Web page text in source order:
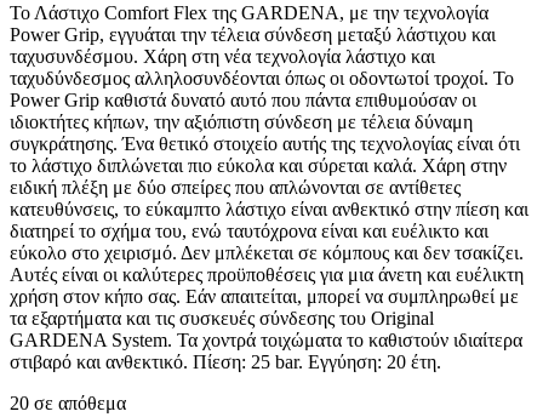
Το Λάστιχο Comfort Flex της GARDENA, με την τεχνολογία
Power Grip, εγγυάται την τέλεια σύνδεση μεταξύ λάστιχου και
ταχυσυνδέσμου. Χάρη στη νέα τεχνολογία λάστιχο και
ταχυδύνδεσμος αλληλοσυνδέονται όπως οι οδοντωτοί τροχοί. Το
Power Grip καθιστά δυνατό αυτό που πάντα επιθυμούσαν οι
ιδιοκτήτες κήπων, την αξιόπιστη σύνδεση με τέλεια δύναμη
συγκράτησης. Ένα θετικό στοιχείο αυτής της τεχνολογίας είναι ότι
το λάστιχο διπλώνεται πιο εύκολα και σύρεται καλά. Χάρη στην
ειδική πλέξη με δύο σπείρες που απλώνονται σε αντίθετες
κατευθύνσεις, το εύκαμπτο λάστιχο είναι ανθεκτικό στην πίεση και
διατηρεί το σχήμα του, ενώ ταυτόχρονα είναι και ευέλικτο και
εύκολο στο χειρισμό. Δεν μπλέκεται σε κόμπους και δεν τσακίζει.
Αυτές είναι οι καλύτερες προϋποθέσεις για μια άνετη και ευέλικτη
χρήση στον κήπο σας. Εάν απαιτείται, μπορεί να συμπληρωθεί με
τα εξαρτήματα και τις συσκευές σύνδεσης του Original
GARDENA System. Τα χοντρά τοιχώματα το καθιστούν ιδιαίτερα
στιβαρό και ανθεκτικό. Πίεση: 25 bar. Εγγύηση: 20 έτη.
20 σε απόθεμα